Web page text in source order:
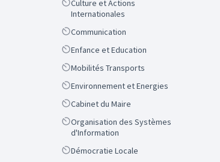
Scope
Culture et Actions
Internationales
ScopeCommunication
ScopeEnfance et Education
ScopeMobilités Transports
ScopeEnvironnement et Energies
ScopeCabinet du Maire
Scope
Organisation des Systèmes
d'Information
ScopeDémocratie Locale